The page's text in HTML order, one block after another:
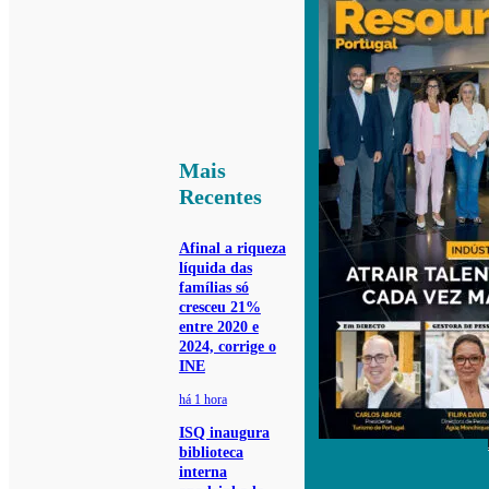
Mais
Recentes
Afinal a riqueza
líquida das
famílias só
cresceu 21%
entre 2020 e
2024, corrige o
INE
há 1 hora
ISQ inaugura
biblioteca
interna